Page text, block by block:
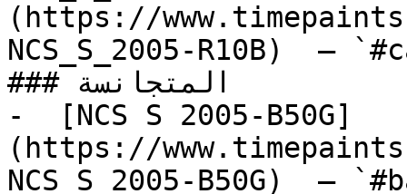
(https://
NCS_S_2005-R10B)  —
### المتجانسة
-  [NCS S 2005-B50G]
(https://
NCS_S_2005-B50G)  —